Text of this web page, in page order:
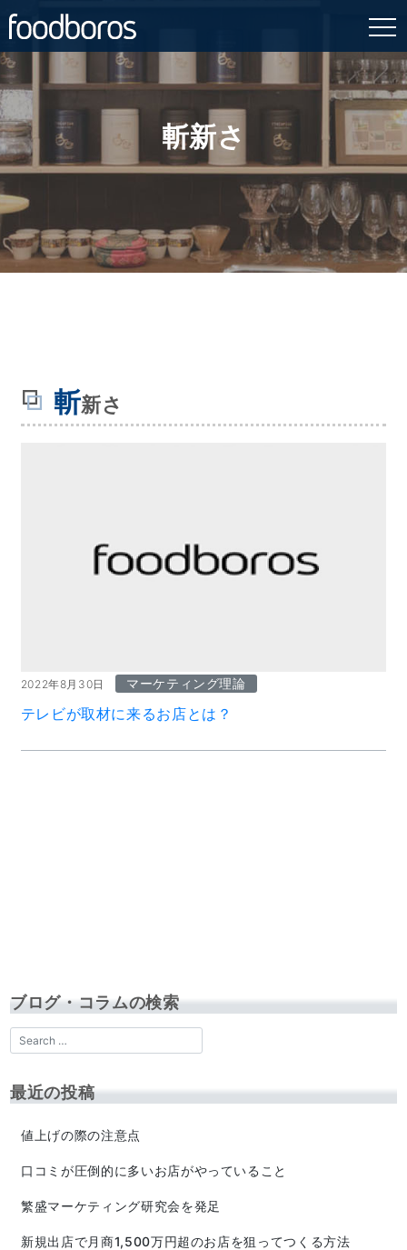
Skip
to
content
斬新さ
斬新さ
2022年8月30日 マーケティング理論
テレビが取材に来るお店とは？
ブログ・コラムの検索
最近の投稿
値上げの際の注意点
口コミが圧倒的に多いお店がやっていること
繁盛マーケティング研究会を発足
新規出店で月商1,500万円超のお店を狙ってつくる方法